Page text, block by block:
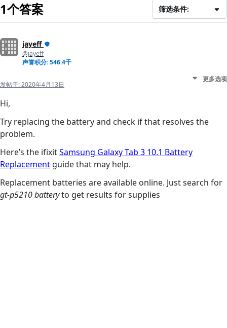
1个答案 筛选条件:
jayeff
@jayeff
声誉积分: 546.4千
发帖于:2020年4月13日
更多选项
Hi,
Try replacing the battery and check if that resolves the
problem.
Here’s the ifixitSamsung Galaxy Tab 3 10.1 Battery
Replacement guide that may help.
Replacement batteries are available online. Just search for
gt-p5210 batteryto get results for supplies